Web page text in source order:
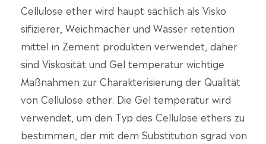
Cellulose ether wird haupt sächlich als Visko
sifizierer, Weichmacher und Wasser retention
mittel in Zement produkten verwendet, daher
sind Viskosität und Gel temperatur wichtige
Maßnahmen zur Charakterisierung der Qualität
von Cellulose ether. Die Gel temperatur wird
verwendet, um den Typ des Cellulose ethers zu
bestimmen, der mit dem Substitution sgrad von